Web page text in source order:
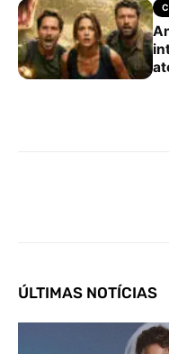
ÚLTIMAS NOTÍCIAS